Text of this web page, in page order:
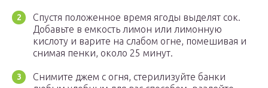
Спустя положенное время ягоды выделят сок.
Добавьте в емкость лимон или лимонную
кислоту и варите на слабом огне, помешивая и
снимая пенки, около 25 минут.
Снимите джем с огня, стерилизуйте банки